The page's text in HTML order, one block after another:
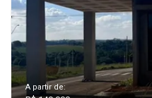
A partir de: